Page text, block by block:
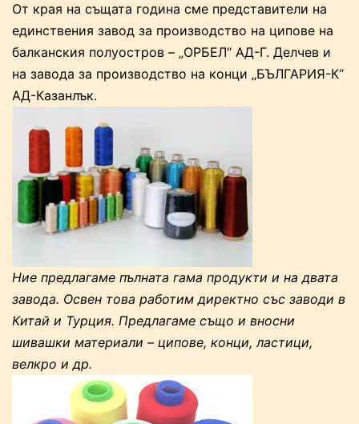
От края на същата година сме представители на
единствения завод за производство на ципове на
балканския полуостров – „ОРБЕЛ“ АД-Г. Делчев и
на завода за производство на конци „БЪЛГАРИЯ-К“
АД-Казанлък.
Ние предлагаме пълната гама продукти и на двата
завода. Освен това работим директно със заводи в
Китай и Турция. Предлагаме също и вносни
шивашки материали – ципове, конци, ластици,
велкро и др.